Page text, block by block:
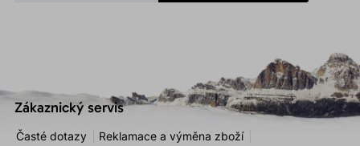
Zákaznický servis
Časté dotazy Reklamace a výměna zboží